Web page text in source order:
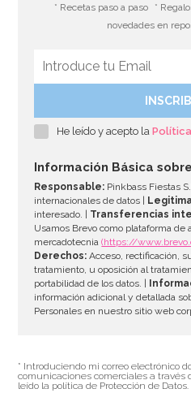
* Recetas paso a paso *
novedades en
He leído y acepto la
Información Básica
Responsable: Pinkbass Fiestas
internacionales de datos |
interesado. | Transferencias
Usamos Brevo como plataforma de
mercadotecnia(https://
Derechos: Acceso, rectificación,
tratamiento, u oposición al
portabilidad de los datos. |
información adicional y detallada
Personales en nuestro sitio web
* Introduciendo mi correo electrónico
comunicaciones comerciales a través
leído la política de Protección de Datos.